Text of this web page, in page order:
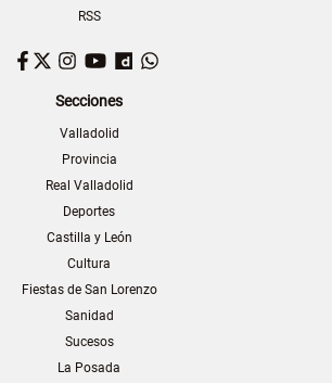
RSS
Facebook
TwitterInstagram
YouTubeDailymotion
Secciones
Valladolid
Provincia
Real Valladolid
Deportes
Castilla y León
Cultura
Fiestas de San Lorenzo
Sanidad
Sucesos
La Posada